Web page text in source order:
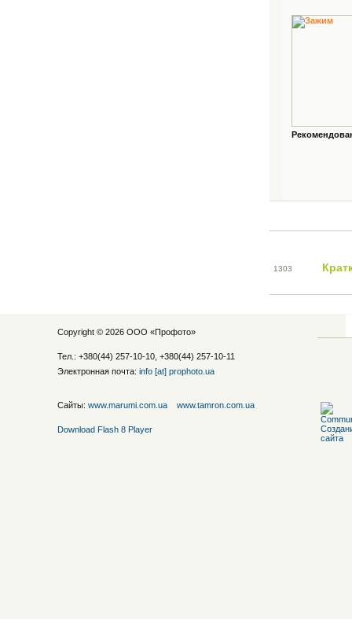
1303
Copyright © 2026 ООО «Профото»
Тел.: +380(44) 257-10-10, +380(44) 257-10-11
Электронная почта: info [at] prophoto.ua
Сайты: www.marumi.com.ua www.tamron.com.ua
Download Flash 8 Player